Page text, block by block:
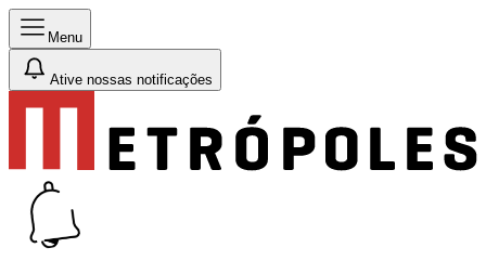
Menu
Ative nossas notificações